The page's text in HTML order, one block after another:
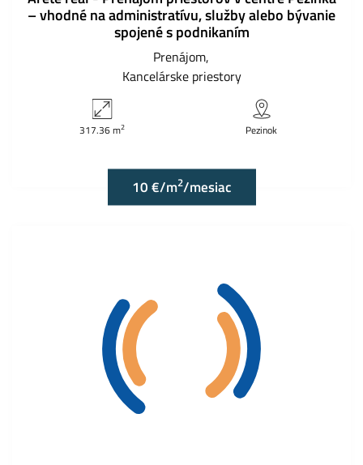
– vhodné na administratívu, služby alebo bývanie
spojené s podnikaním
Prenájom
Kancelárske priestory
317.36 m2 Pezinok
10 €/m2/mesiac